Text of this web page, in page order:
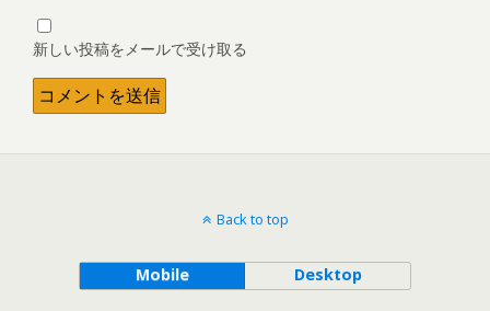
新しい投稿をメールで受け取る
Back to top
Mobile Desktop